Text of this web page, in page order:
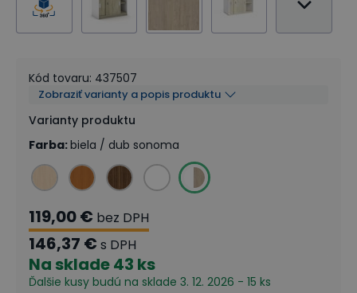
Kód tovaru: 437507
Zobraziť varianty a popis produktu
Varianty produktu
Farba:biela / dub sonoma
119,00 € bez DPH
146,37 € s DPH
Na sklade43 ks
Ďalšie kusy budú na sklade 3. 12. 2026 - 15 ks